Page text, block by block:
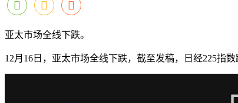
亚太市场全线下跌。
12月16日，亚太市场全线下跌，截至发稿，日经225指